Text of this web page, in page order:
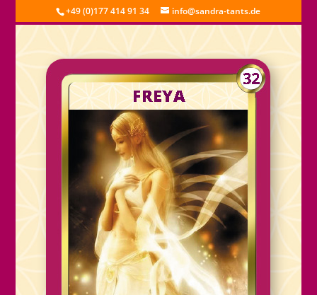
+49 (0)177 414 91 34 info@sandra-tants.de